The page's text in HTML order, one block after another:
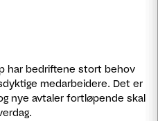
har bedriftene stort behov
medarbeidere. Det er
nye avtaler fortløpende skal